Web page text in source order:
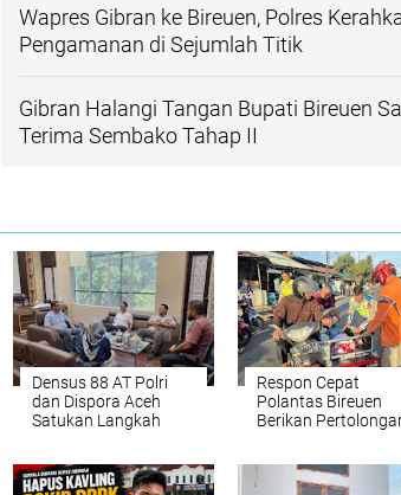
Wapres Gibran ke Bireuen, Polres
Pengamanan di Sejumlah Titik
Gibran Halangi Tangan Bupati Bireuen
Terima Sembako Tahap II
Densus 88 AT Polri
dan Dispora Aceh
Satukan Langkah
IRET
Respon Cepat
Polantas Bireuen
Berikan